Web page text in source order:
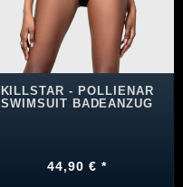
KILLSTAR - POLLIENAR
SWIMSUIT BADEANZUG
44,90 € *